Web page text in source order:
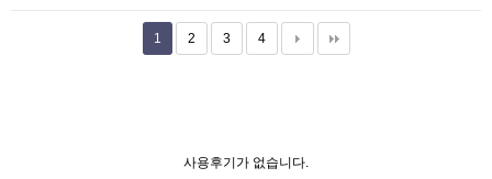
1 2 3 4
사용후기가 없습니다.